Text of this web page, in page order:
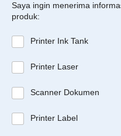
Saya ingin menerima
produk:
Printer Ink Tank
Printer Laser
Scanner Dokumen
Printer Label